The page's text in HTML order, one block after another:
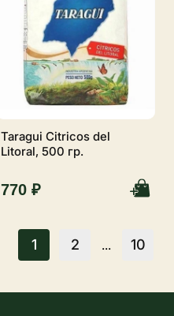
Taragui Citricos del
Litoral, 500 гр.
770 ₽
1 2 ... 10